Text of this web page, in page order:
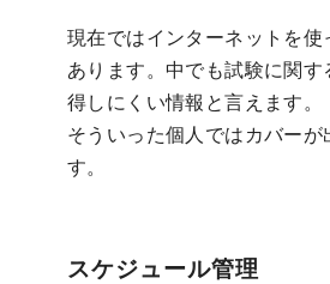
現在ではインターネットを
あります。中でも試験に関
得しにくい情報と言えます。
そういった個人ではカバー
す。
スケジュール管理